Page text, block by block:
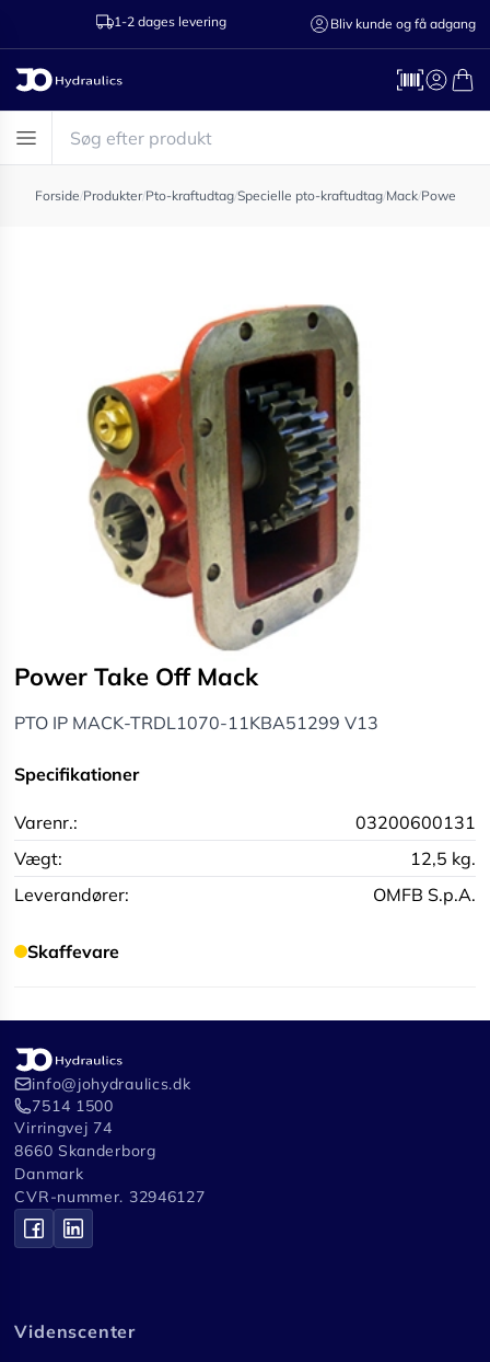
1-2 dages levering Ring til os
Bliv kunde og få adgang
Forside/Produkter/Pto-kraftudtag/Specielle pto-kraftudtag/Mack/Power
Power Take Off Mack
PTO IP MACK-TRDL1070-11KBA51299 V13
Specifikationer
Varenr.:
03200600131
Vægt:
12,5 kg.
Leverandører:
OMFB S.p.A.
Skaffevare
info@johydraulics.dk
7514 1500
Virringvej 74
8660 Skanderborg
Danmark
CVR-nummer. 32946127
Videnscenter